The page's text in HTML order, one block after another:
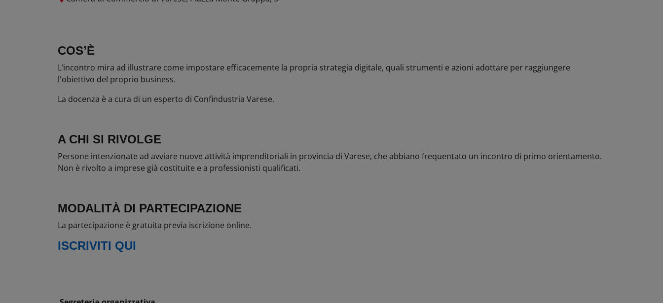
COS’È
L’incontro mira ad illustrare come impostare efficacemente la propria strategia digitale, quali strumenti e azioni adottare per raggiungere
l'obiettivo del proprio business.
La docenza è a cura di un esperto di Confindustria Varese.
A CHI SI RIVOLGE
Persone intenzionate ad avviare nuove attività imprenditoriali in provincia di Varese, che abbiano frequentato un incontro di primo orientamento.
Non è rivolto a imprese già costituite e a professionisti qualificati.
MODALITÀ DI PARTECIPAZIONE
La partecipazione è gratuita previa iscrizione online.
ISCRIVITI QUI